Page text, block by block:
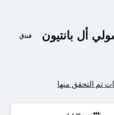
أل بانتيون فندق